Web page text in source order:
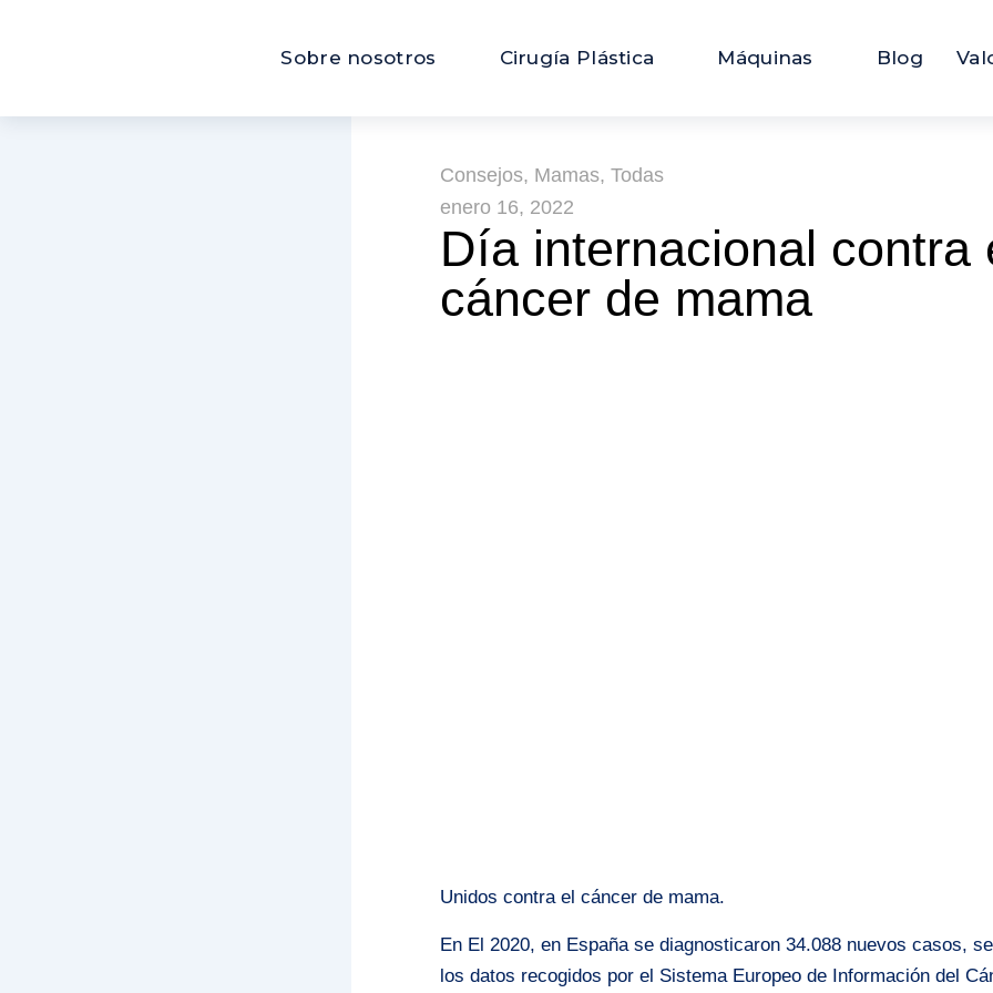
Sobre nosotros Cirugía Plástica Máquinas Blog
Consejos, Mamas, Todas
enero 16, 2022
Día internacional contra
cáncer de mama
Unidos contra el cáncer de mama.
En El 2020, en España se diagnosticaron 34.088 nuevos casos,
los datos recogidos por el Sistema Europeo de Información del